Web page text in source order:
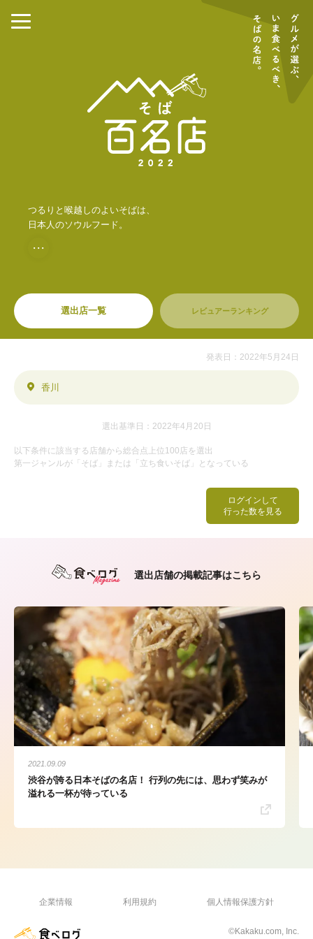
つるりと喉越しのよいそばは、
日本人のソウルフード。
・・・
選出店一覧 レビュアーランキング
ログインして
行った数を見る
発表日：2022年5月24日
香川
選出基準日：2022年4月20日
以下条件に該当する店舗から総合点上位100店を選出
第一ジャンルが「そば」または「立ち食いそば」となっている
選出店舗の掲載記事はこちら
2021.09.09
渋谷が誇る日本そばの名店！ 行列の先には、思わず笑みが
溢れる一杯が待っている
企業情報 利用規約 個人情報保護方針
©Kakaku.com, Inc.